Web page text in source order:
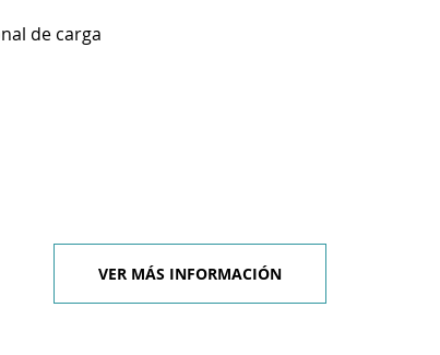
de carga
VER MÁS INFORMACIÓN